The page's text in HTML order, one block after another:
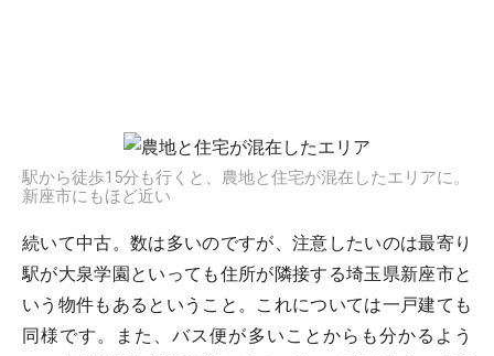
駅から徒歩15分も行くと、農地と住宅が混在したエリアに。
新座市にもほど近い
続いて中古。数は多いのですが、注意したいのは最寄り
駅が大泉学園といっても住所が隣接する埼玉県新座市と
いう物件もあるということ。これについては一戸建ても
同様です。また、バス便が多いことからも分かるよう